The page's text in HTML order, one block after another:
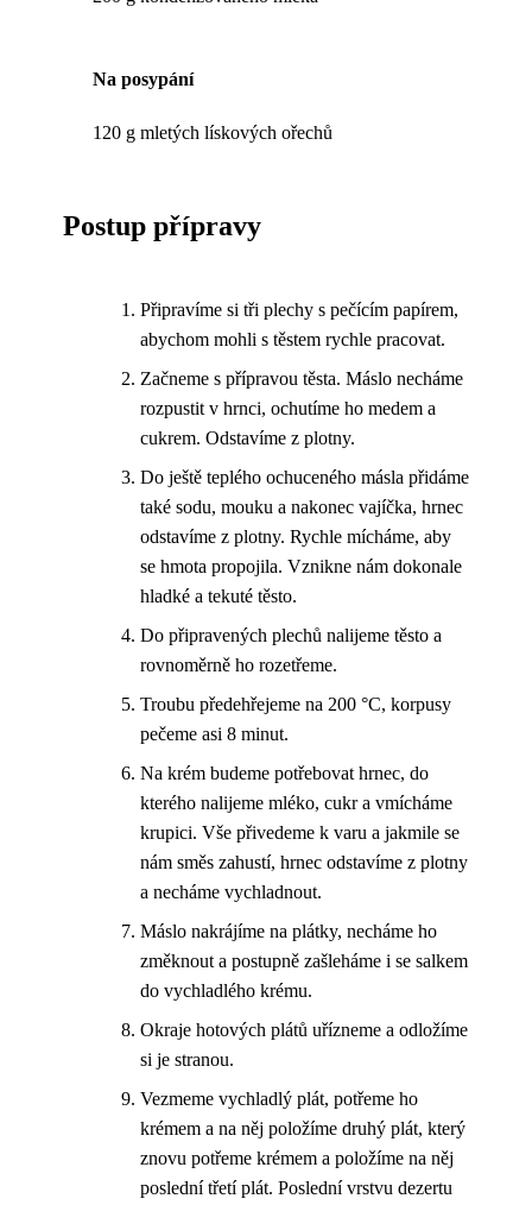
Na posypání
120 g mletých lískových ořechů
Postup přípravy
Připravíme si tři plechy s pečícím papírem,
abychom mohli s těstem rychle pracovat.
Začneme s přípravou těsta. Máslo necháme
rozpustit v hrnci, ochutíme ho medem a
cukrem. Odstavíme z plotny.
Do ještě teplého ochuceného másla přidáme
také sodu, mouku a nakonec vajíčka, hrnec
odstavíme z plotny. Rychle mícháme, aby
se hmota propojila. Vznikne nám dokonale
hladké a tekuté těsto.
Do připravených plechů nalijeme těsto a
rovnoměrně ho rozetřeme.
Troubu předehřejeme na 200 °C, korpusy
pečeme asi 8 minut.
Na krém budeme potřebovat hrnec, do
kterého nalijeme mléko, cukr a vmícháme
krupici. Vše přivedeme k varu a jakmile se
nám směs zahustí, hrnec odstavíme z plotny
a necháme vychladnout.
Máslo nakrájíme na plátky, necháme ho
změknout a postupně zašleháme i se salkem
do vychladlého krému.
Okraje hotových plátů uřízneme a odložíme
si je stranou.
Vezmeme vychladlý plát, potřeme ho
krémem a na něj položíme druhý plát, který
znovu potřeme krémem a položíme na něj
poslední třetí plát. Poslední vrstvu dezertu